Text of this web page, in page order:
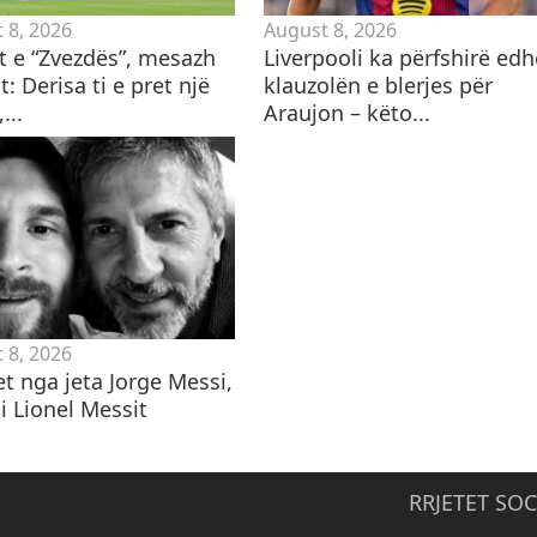
8, 2026
e “Zvezdës”, mesazh
Derisa ti e pret një
August 8, 2026
Liverpooli ka përfshirë
klauzolën e blerjes për
Araujon – këto...
8, 2026
nga jeta Jorge Messi,
Lionel Messit
RRJETET